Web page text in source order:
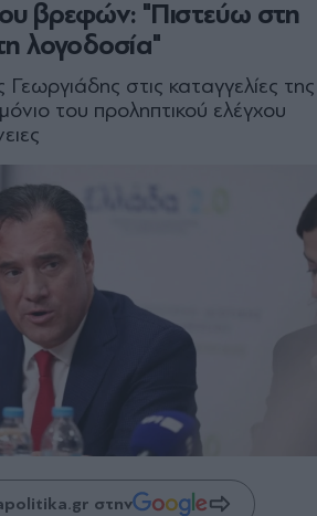
βρεφών: "Πιστεύω στη
λογοδοσία"
στις καταγγελίες της
του προληπτικού ελέγχου
στην